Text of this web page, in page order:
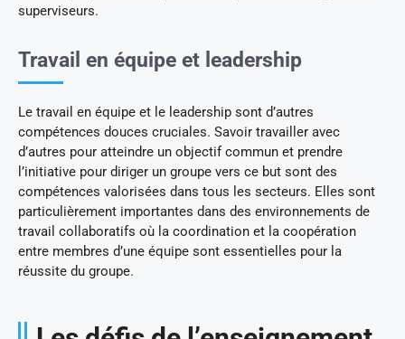
superviseurs.
Travail en équipe et leadership
Le travail en équipe et le leadership sont d’autres
compétences douces cruciales. Savoir travailler avec
d’autres pour atteindre un objectif commun et prendre
l’initiative pour diriger un groupe vers ce but sont des
compétences valorisées dans tous les secteurs. Elles sont
particulièrement importantes dans des environnements de
travail collaboratifs où la coordination et la coopération
entre membres d’une équipe sont essentielles pour la
réussite du groupe.